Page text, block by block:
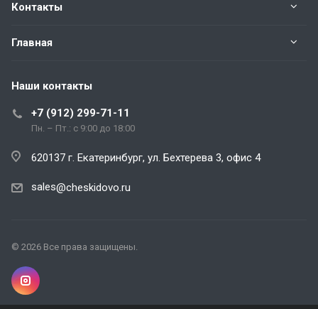
Контакты
Главная
Наши контакты
+7 (912) 299-71-11
Пн. – Пт.: с 9:00 до 18:00
620137 г. Екатеринбург, ул. Бехтерева 3, офис 4
sales@cheskidovo.ru
© 2026 Все права защищены.